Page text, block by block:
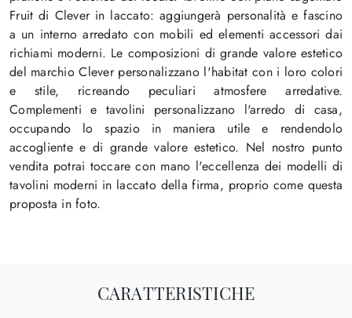
Fruit di Clever in laccato: aggiungerà personalità e fascino
a un interno arredato con mobili ed elementi accessori dai
richiami moderni. Le composizioni di grande valore estetico
del marchio Clever personalizzano l'habitat con i loro colori
e stile, ricreando peculiari atmosfere arredative.
Complementi e tavolini personalizzano l'arredo di casa,
occupando lo spazio in maniera utile e rendendolo
accogliente e di grande valore estetico. Nel nostro punto
vendita potrai toccare con mano l'eccellenza dei modelli di
tavolini moderni in laccato della firma, proprio come questa
proposta in foto.
CARATTERISTICHE